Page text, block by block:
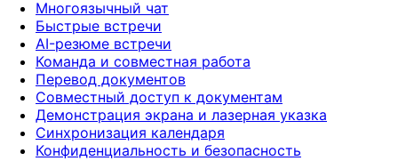
Многоязычный чат
Быстрые встречи
AI-резюме встречи
Команда и совместная работа
Перевод документов
Совместный доступ к документам
Демонстрация экрана и лазерная указка
Синхронизация календаря
Конфиденциальность и безопасность